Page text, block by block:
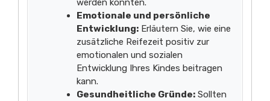
Emotionale und persönliche
Entwicklung: Erläutern Sie, wie eine
zusätzliche Reifezeit positiv zur
emotionalen und sozialen
Entwicklung Ihres Kindes beitragen
kann.
Gesundheitliche Gründe: Sollten